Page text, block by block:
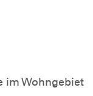
im Wohngebiet